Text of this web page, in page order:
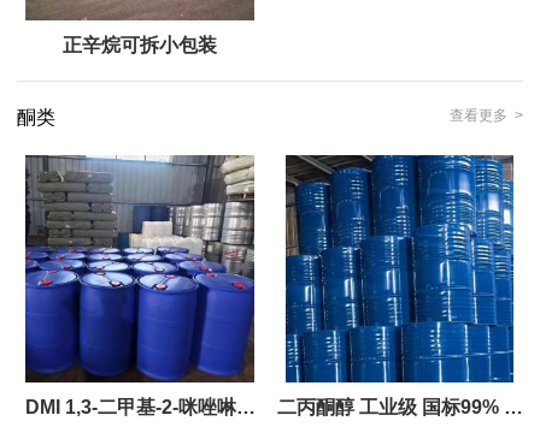
正辛烷可拆小包装
酮类 查看更多 >
DMI 1,3-二甲基-2-咪唑啉酮 二丙酮醇 工业级 国标99% 喷